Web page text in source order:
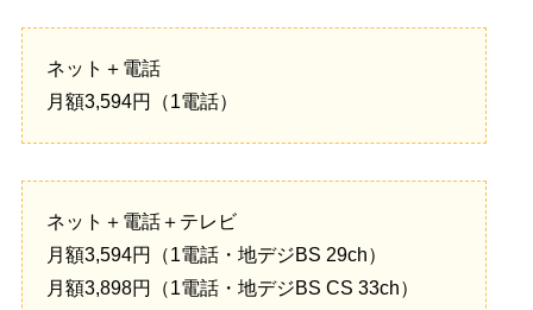
ネット＋電話
月額3,594円（1電話）
ネット＋電話＋テレビ
月額3,594円（1電話・地デジBS 29ch）
月額3,898円（1電話・地デジBS CS 33ch）